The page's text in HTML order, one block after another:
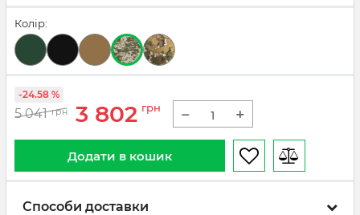
Колір:
5 041 грн 3 802 грн
-24.58 %
− +
Додати в кошик
Способи доставки